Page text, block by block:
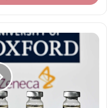
ر
د